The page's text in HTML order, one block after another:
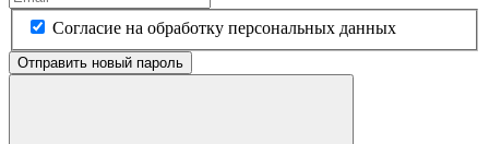
Согласие на обработку персональных данных
Отправить новый пароль